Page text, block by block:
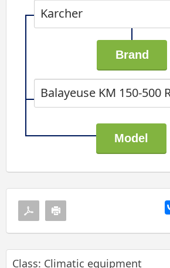
Karcher
Balayeuse KM 150-500
Class: Climatic equipment